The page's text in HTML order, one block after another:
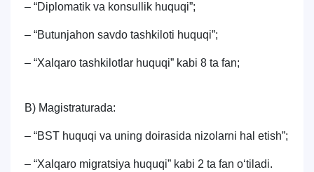
– “Diplomatik va konsullik huquqi”;
– “Butunjahon savdo tashkiloti huquqi”;
– “Xalqaro tashkilotlar huquqi” kabi 8 ta fan;
B) Magistraturada:
– “BST huquqi va uning doirasida nizolarni hal etish”;
– “Xalqaro migratsiya huquqi” kabi 2 ta fan o‘tiladi.